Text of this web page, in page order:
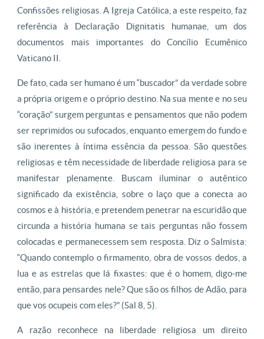
Confissões religiosas. A Igreja Católica, a este respeito, faz
referência à Declaração Dignitatis humanae, um dos
documentos mais importantes do Concílio Ecumênico
Vaticano II.
De fato, cada ser humano é um “buscador” da verdade sobre
a própria origem e o próprio destino. Na sua mente e no seu
“coração” surgem perguntas e pensamentos que não podem
ser reprimidos ou sufocados, enquanto emergem do fundo e
são inerentes à íntima essência da pessoa. São questões
religiosas e têm necessidade de liberdade religiosa para se
manifestar plenamente. Buscam iluminar o autêntico
significado da existência, sobre o laço que a conecta ao
cosmos e à história, e pretendem penetrar na escuridão que
circunda a história humana se tais perguntas não fossem
colocadas e permanecessem sem resposta. Diz o Salmista:
“Quando contemplo o firmamento, obra de vossos dedos, a
lua e as estrelas que lá fixastes: que é o homem, digo-me
então, para pensardes nele? Que são os filhos de Adão, para
que vos ocupeis com eles?” (Sal 8, 5).
A razão reconhece na liberdade religiosa um direito